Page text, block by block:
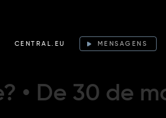
CENTRAL.EU MENSAGENS
• De 30 de